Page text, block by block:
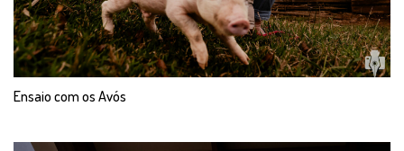
Ensaio com os Avós